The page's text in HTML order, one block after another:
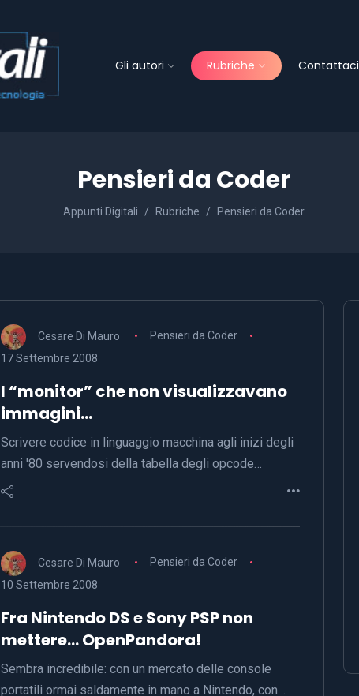
Gli autori Rubriche Contattaci
Pensieri da Coder
Appunti Digitali Rubriche Pensieri da Coder
Cesare Di Mauro
Pensieri da Coder
17 Settembre 2008
I “monitor” che non visualizzavano
immagini…
Scrivere codice in linguaggio macchina agli inizi degli
anni '80 servendosi della tabella degli opcode…
Cesare Di Mauro
Pensieri da Coder
10 Settembre 2008
Fra Nintendo DS e Sony PSP non
mettere… OpenPandora!
Sembra incredibile: con un mercato delle console
portatili ormai saldamente in mano a Nintendo, con…